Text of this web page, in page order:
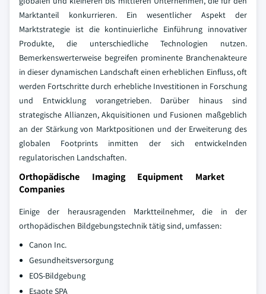
Marktanteil konkurrieren. Ein wesentlicher Aspekt der
Marktstrategie ist die kontinuierliche Einführung innovativer
Produkte, die unterschiedliche Technologien nutzen.
Bemerkenswerterweise begreifen prominente Branchenakteure
in dieser dynamischen Landschaft einen erheblichen Einfluss, oft
werden Fortschritte durch erhebliche Investitionen in Forschung
und Entwicklung vorangetrieben. Darüber hinaus sind
strategische Allianzen, Akquisitionen und Fusionen maßgeblich
an der Stärkung von Marktpositionen und der Erweiterung des
globalen Footprints inmitten der sich entwickelnden
regulatorischen Landschaften.
Orthopädische Imaging Equipment Market
Companies
Einige der herausragenden Marktteilnehmer, die in der
orthopädischen Bildgebungstechnik tätig sind, umfassen:
Canon Inc.
Gesundheitsversorgung
EOS-Bildgebung
Esaote SPA